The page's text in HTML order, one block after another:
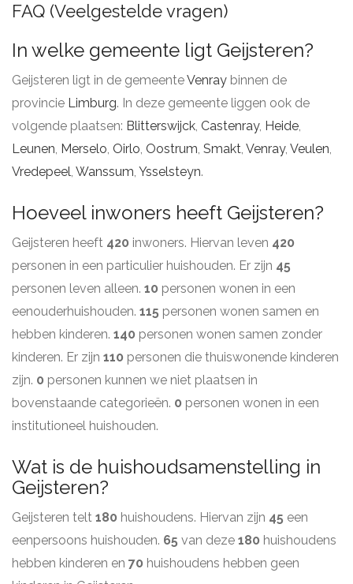
FAQ (Veelgestelde vragen)
In welke gemeente ligt Geijsteren?
Geijsteren ligt in de gemeenteVenray binnen de
provincie Limburg. In deze gemeente liggen ook de
volgende plaatsen: Blitterswijck, Castenray, Heide,
Leunen, Merselo, Oirlo, Oostrum, Smakt, Venray, Veulen,
Vredepeel, Wanssum, Ysselsteyn.
Hoeveel inwoners heeft Geijsteren?
Geijsteren heeft 420 inwoners. Hiervan leven 420
personen in een particulier huishouden. Er zijn 45
personen leven alleen. 10 personen wonen in een
eenouderhuishouden. 115 personen wonen samen en
hebben kinderen. 140 personen wonen samen zonder
kinderen. Er zijn 110 personen die thuiswonende kinderen
zijn. 0 personen kunnen we niet plaatsen in
bovenstaande categorieën. 0 personen wonen in een
institutioneel huishouden.
Wat is de huishoudsamenstelling in
Geijsteren?
Geijsteren telt 180 huishoudens. Hiervan zijn 45 een
eenpersoons huishouden. 65 van deze 180 huishoudens
hebben kinderen en 70 huishoudens hebben geen